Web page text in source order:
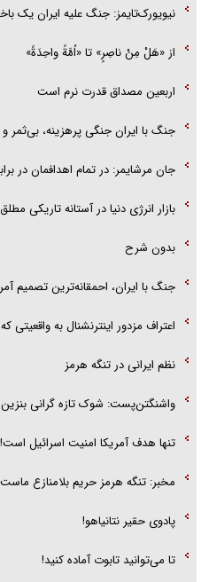
نیویورک‌تایمز: جنگ علیه ایران یک
از «هَلْ مِنْ ناصِرٍ» تا «اُمَّةً واحِدَةً»
اربعین مصداق قدرت نرم است
جنگ با ایران جنگی پرهزینه، بی‌ثمر و
جان مرشایمر: در تمام اهدافمان در
بازار انرژی دنیا در آستانه تاریکی مطلق
بدون شرح
جنگ با ایران، احمقانه‌ترین تصمیم
اعتراف مزدور اینترنشنال به واقعیتی که ۷ ماه انکار شد!
نظم ایرانی در تنگه هرمز
واشنگتن‌پست: شوک تازه گرانی بنزین
تنها هدف آمریکا امنیت اسرائیل است!
مخبر: تنگه هرمز حریم بلامنازع ماست
پادوی حقیر نتانیاهو!
تا می‌توانید تابوت آماده کنید!